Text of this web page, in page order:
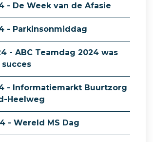
- De Week van de Afasie
- Parkinsonmiddag
- ABC Teamdag 2024 was
- Informatiemarkt Buurtzorg
Heelweg
- Wereld MS Dag